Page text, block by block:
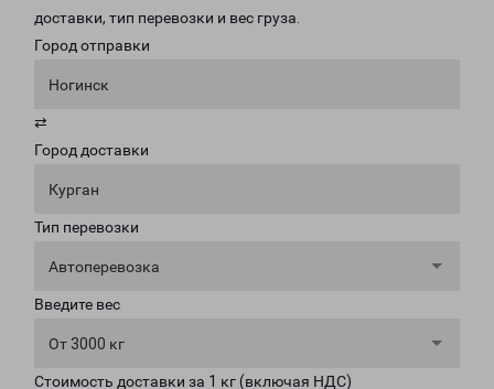
доставки, тип перевозки и вес груза.
Город отправки
Ногинск
⇄
Город доставки
Курган
Тип перевозки
Автоперевозка
Введите вес
От 3000 кг
Стоимость доставки за 1 кг (включая НДС)